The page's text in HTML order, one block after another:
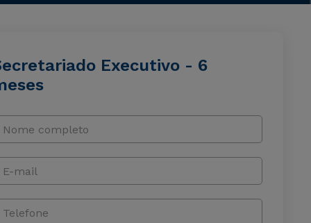
Executivo - 6
Nome completo
E-mail
Telefone